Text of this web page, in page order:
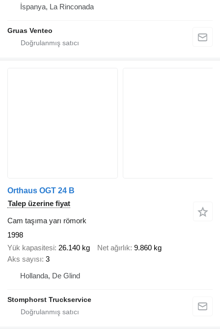
İspanya, La Rinconada
Gruas Venteo
Orthaus OGT 24 B
Talep üzerine fiyat
Cam taşıma yarı römork
1998
Yük kapasitesi 26.140 kg Net ağırlık 9.860 kg
Aks sayısı 3
Hollanda, De Glind
Stomphorst Truckservice